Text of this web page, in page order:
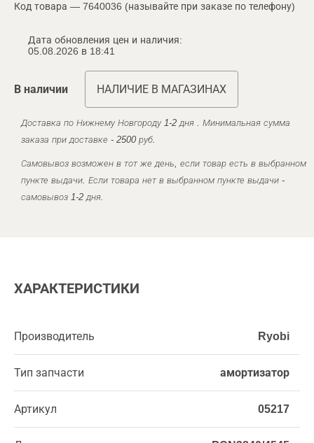
Код товара — 7640036 (называйте при заказе по телефону)
Дата обновления цен и наличия:
05.08.2026 в 18:41
В наличии НАЛИЧИЕ В МАГАЗИНАХ
Доставка по Нижнему Новгороду 1-2 дня . Минимальная сумма
заказа при доставке - 2500 руб.
Самовывоз возможен в тот же день, если товар есть в выбранном
пункте выдачи. Если товара нет в выбранном пункте выдачи -
самовывоз 1-2 дня.
ХАРАКТЕРИСТИКИ
Производитель Ryobi
Тип запчасти амортизатор
Артикул 05217